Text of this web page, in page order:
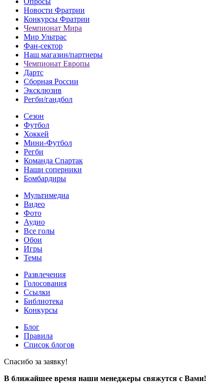
Новости Фратрии
Конкурсы Фратрии
Чемпионат Мира
Мир Ультрас
Фан-cектор
Наш магазин/партнеры
Чемпионат Европы
Дартс
Сборная России
Эксклюзив
Регби/гандбол
Сезон
Футбол
Хоккей
Мини-Футбол
Регби
Команда Спартак
Наши соперники
Бомбардиры
Мультимедиа
Видео
Фото
Аудио
Все голы
Обои
Игры
Темы
Развлечения
Голосования
Ссылки
Библиотека
Конкурсы
Блог
Правила
Список блогов
Спасибо за заявку!
В ближайшее время наши менеджеры свяжутся с Вами!